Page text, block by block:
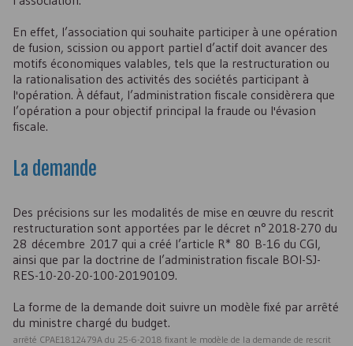
En effet, l’association qui souhaite participer à une opération
de fusion, scission ou apport partiel d’actif doit avancer des
motifs économiques valables, tels que la restructuration ou
la rationalisation des activités des sociétés participant à
l'opération. À défaut, l’administration fiscale considèrera que
l’opération a pour objectif principal la fraude ou l'évasion
fiscale.
La demande
Des précisions sur les modalités de mise en œuvre du rescrit
restructuration sont apportées par le décret n° 2018-270 du
28 décembre 2017 qui a créé l’article R* 80 B-16 du CGI,
ainsi que par la doctrine de l’administration fiscale BOI-SJ-
RES-10-20-20-100-20190109.
La forme de la demande doit suivre un modèle fixé par arrêté
du ministre chargé du budget.
arrêté CPAE1812479A du 25-6-2018 fixant le modèle de la demande de rescrit